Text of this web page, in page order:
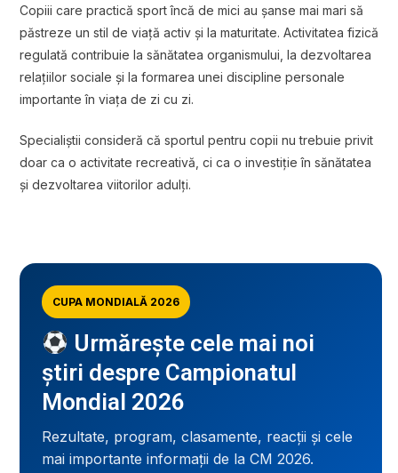
Copiii care practică sport încă de mici au șanse mai mari să
păstreze un stil de viață activ și la maturitate. Activitatea fizică
regulată contribuie la sănătatea organismului, la dezvoltarea
relațiilor sociale și la formarea unei discipline personale
importante în viața de zi cu zi.
Specialiștii consideră că sportul pentru copii nu trebuie privit
doar ca o activitate recreativă, ci ca o investiție în sănătatea
și dezvoltarea viitorilor adulți.
CUPA MONDIALĂ 2026
Urmărește cele mai noi
știri despre Campionatul
Mondial 2026
Rezultate, program, clasamente, reacții și cele
mai importante informații de la CM 2026.